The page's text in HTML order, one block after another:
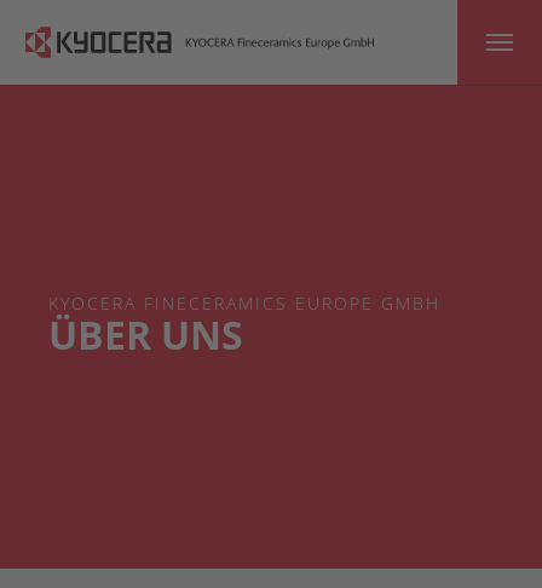
ÜBER UNS
KYOCERA FINECERAMICS EUROPE GMBH